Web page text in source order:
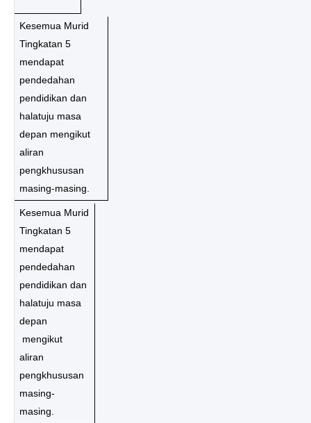
Kesemua Murid
Tingkatan 5
mendapat
pendedahan
pendidikan dan
halatuju masa
depan mengikut
aliran
pengkhususan
masing-masing.
Kesemua Murid
Tingkatan 5
mendapat
pendedahan
pendidikan dan
halatuju masa
depan
mengikut
aliran
pengkhususan
masing-
masing.